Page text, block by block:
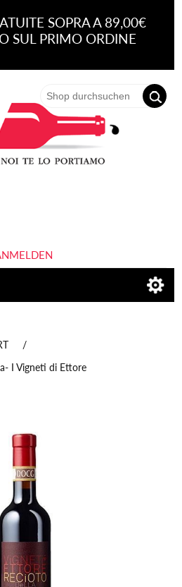
SOPRA A 89,00€
SUL PRIMO ORDINE
/
I Vigneti di Ettore